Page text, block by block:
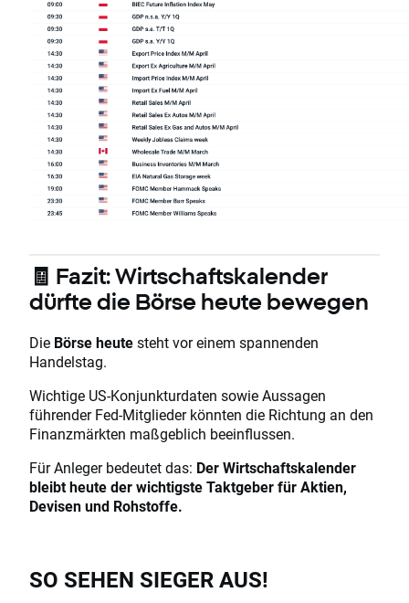
🧾 Fazit: Wirtschaftskalender
dürfte die Börse heute bewegen
Die Börse heutesteht vor einem spannenden
Handelstag.
Wichtige US-Konjunkturdaten sowie Aussagen
führender Fed-Mitglieder könnten die Richtung an den
Finanzmärkten maßgeblich beeinflussen.
Für Anleger bedeutet das: Der Wirtschaftskalender
bleibt heute der wichtigste Taktgeber für Aktien,
Devisen und Rohstoffe.
SO SEHEN SIEGER AUS!